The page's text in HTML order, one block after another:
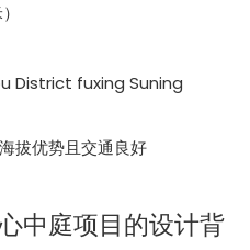
District fuxing Suning
拔优势且交通良好
中庭项目的设计背